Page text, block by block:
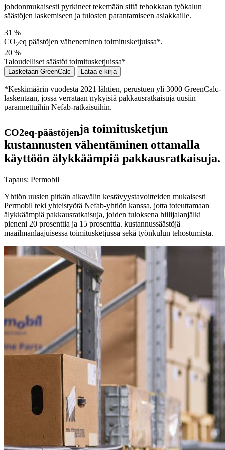
johdonmukaisesti pyrkineet tekemään siitä tehokkaan työkalun
säästöjen laskemiseen ja tulosten parantamiseen asiakkaille.
31 %
CO2eq päästöjen väheneminen toimitusketjuissa*.
20 %
Taloudelliset säästöt toimitusketjuissa*
Lasketaan GreenCalc Lataa e-kirja
*Keskimäärin vuodesta 2021 lähtien, perustuen yli 3000 GreenCalc-
laskentaan, jossa verrataan nykyisiä pakkausratkaisuja uusiin
parannettuihin Nefab-ratkaisuihin.
CO2eq-päästöjenja toimitusketjun
kustannusten vähentäminen ottamalla
käyttöön älykkäämpiä pakkausratkaisuja.
Tapaus: Permobil
Yhtiön uusien pitkän aikavälin kestävyystavoitteiden mukaisesti
Permobil teki yhteistyötä Nefab-yhtiön kanssa, jotta toteuttamaan
älykkäämpiä pakkausratkaisuja, joiden tuloksena hiilijalanjälki
pieneni 20 prosenttia ja 15 prosenttia. kustannussäästöjä
maailmanlaajuisessa toimitusketjussa sekä työnkulun tehostumista.